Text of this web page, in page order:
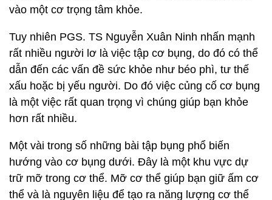
vào một cơ trọng tâm khỏe.
Tuy nhiên PGS. TS Nguyễn Xuân Ninh nhấn mạnh
rất nhiều người lơ là việc tập cơ bụng, do đó có thể
dẫn đến các vấn đề sức khỏe như béo phì, tư thế
xấu hoặc bị yếu người. Do đó việc củng cố cơ bụng
là một việc rất quan trọng vì chúng giúp bạn khỏe
hơn rất nhiều.
Một vài trong số những bài tập bụng phổ biến
hướng vào cơ bụng dưới. Đây là một khu vực dự
trữ mỡ trong cơ thể. Mỡ cơ thể giúp bạn giữ ấm cơ
thể và là nguyên liệu để tạo ra năng lượng cơ thể